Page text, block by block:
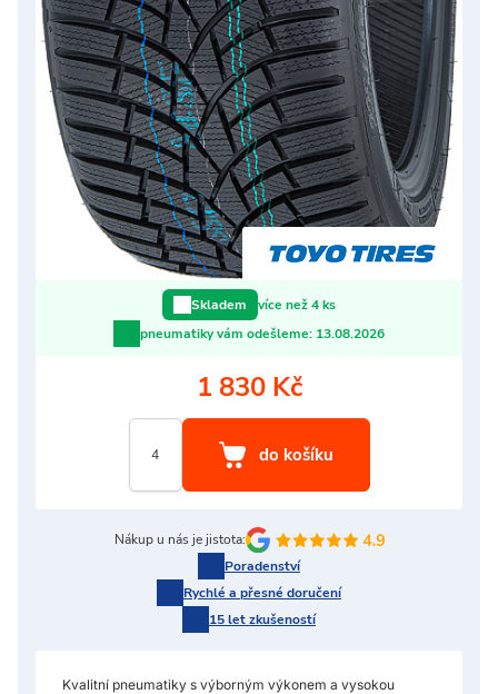
Skladem
více než 4 ks
pneumatiky vám odešleme: 13.08.2026
1 830 Kč
Nákup u nás je jistota:
Poradenství
Rychlé a přesné doručení
15 let zkušeností
Kvalitní pneumatiky s výborným výkonem a vysokou